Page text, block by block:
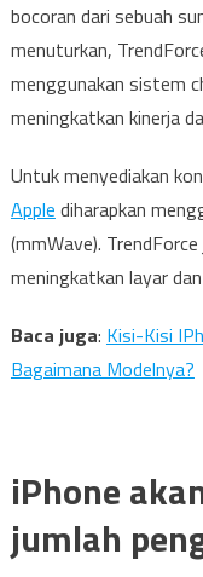
bocoran dari sebuah
menuturkan,
menggunakan sistem
meningkatkan kinerja
Untuk menyediakan
Apple diharapkan
(mmWave).
meningkatkan layar
Baca juga: Kisi-Kisi
Bagaimana Modelnya?
iPhone
jumlah